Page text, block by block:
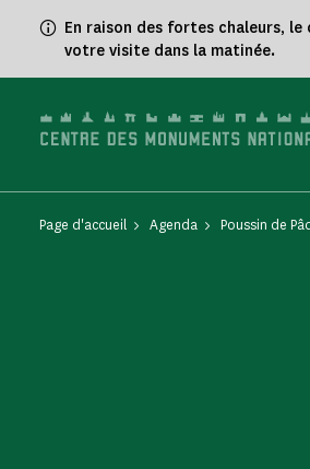
En raison des fortes chaleurs,
votre visite dans la matinée.
Page d'accueil Agenda Poussin de